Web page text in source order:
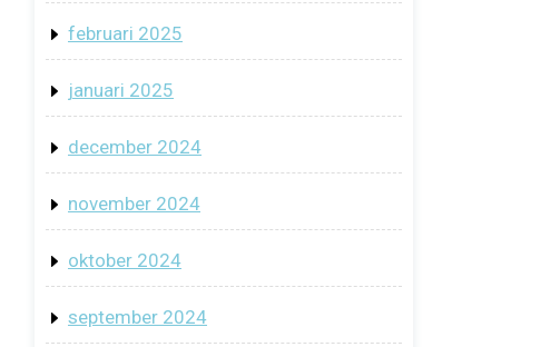
februari 2025
januari 2025
december 2024
november 2024
oktober 2024
september 2024